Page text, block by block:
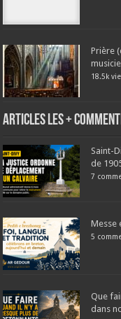
Prière
18.5k
Articles les +
Saint-
de
7
Messe
5
Que
dans